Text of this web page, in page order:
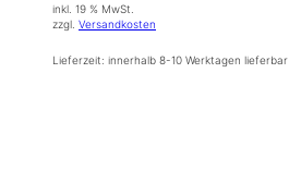
inkl. 19 % MwSt.
zzgl. Versandkosten
Lieferzeit: innerhalb 8-10 Werktagen lieferbar